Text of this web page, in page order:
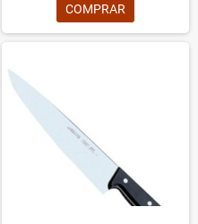
COMPRAR